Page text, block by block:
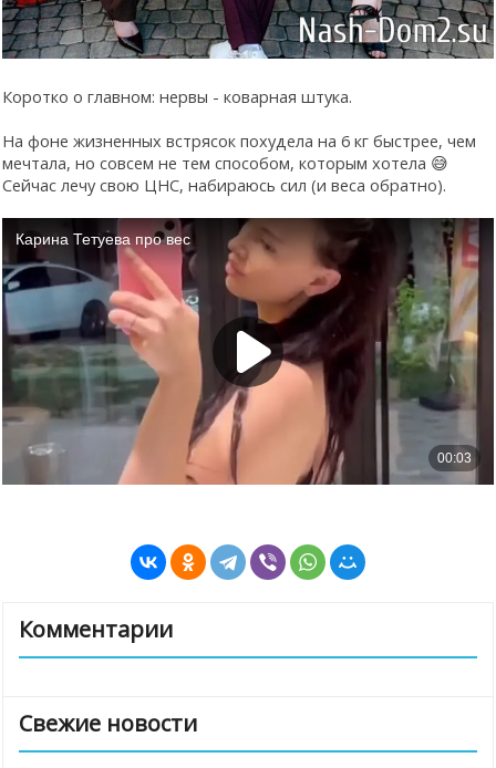
Коротко о главном: нервы - коварная штука.
На фоне жизненных встрясок похудела на 6 кг быстрее, чем
мечтала, но совсем не тем способом, которым хотела 😅
Сейчас лечу свою ЦНС, набираюсь сил (и веса обратно).
Комментарии
Свежие новости